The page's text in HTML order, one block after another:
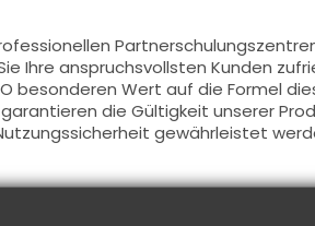
Ihre anspruchsvollsten Kunden
besonderen Wert auf die Formel
die Gültigkeit unserer
gewährleistet
dünner Weise, auf die Basis